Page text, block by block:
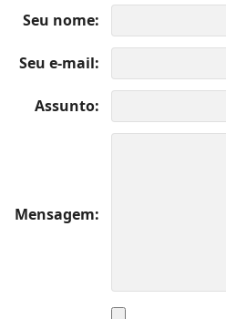
Seu nome
Seu e-mail
Assunto
Mensagem